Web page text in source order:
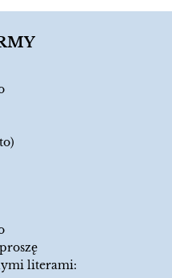
literami: